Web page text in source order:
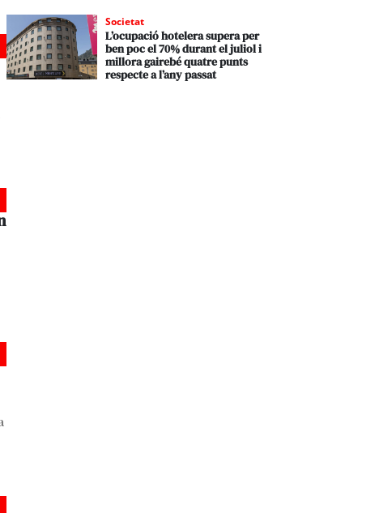
Societat
L’ocupació hotelera supera per
ben poc el 70% durant el juliol i
millora gairebé quatre punts
respecte a l’any passat